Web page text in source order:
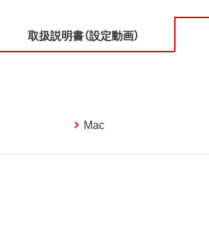
取扱説明書（設定動画）
Mac